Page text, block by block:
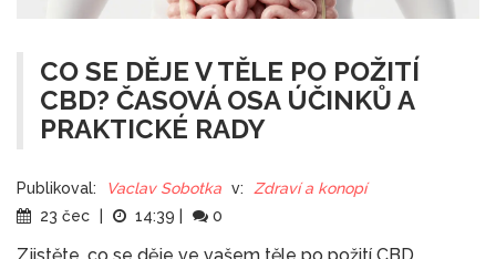
CO SE DĚJE V TĚLE PO POŽITÍ
CBD? ČASOVÁ OSA ÚČINKŮ A
PRAKTICKÉ RADY
Publikoval: Vaclav Sobotka v:
Zdraví a konopí
23 čec
14:39 0